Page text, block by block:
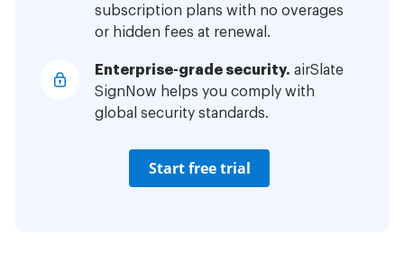
subscription plans with no overages
or hidden fees at renewal.
Enterprise-grade security. airSlate
SignNow helps you comply with
global security standards.
Start free trial